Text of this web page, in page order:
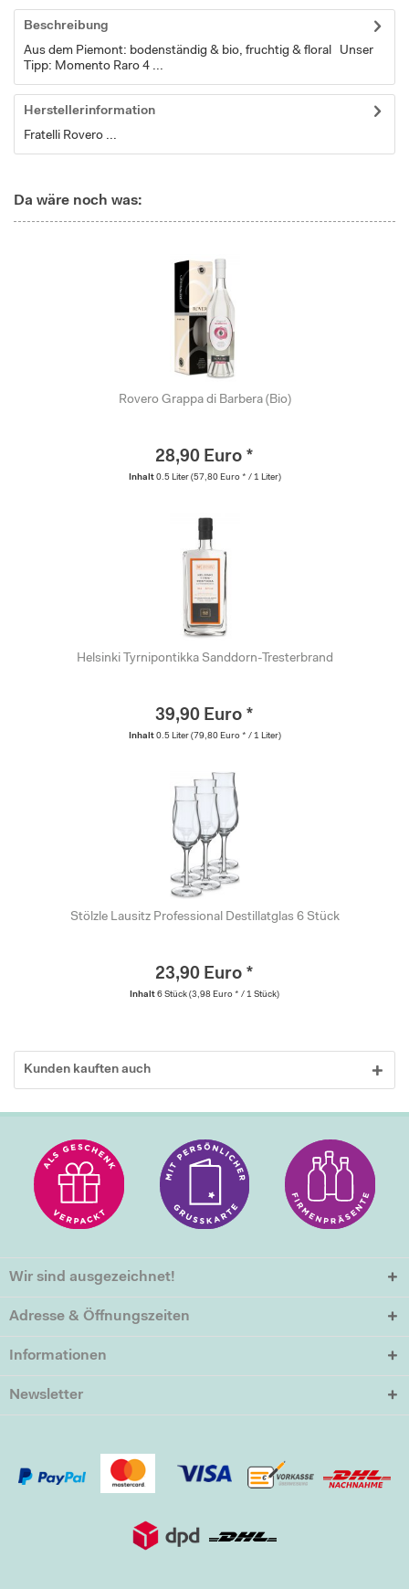
Beschreibung
Aus dem Piemont: bodenständig & bio, fruchtig & floral Unser
Tipp: Momento Raro 4 ...
Herstellerinformation
Fratelli Rovero ...
Da wäre noch was:
Rovero Grappa di Barbera (Bio)
28,90 Euro *
Inhalt 0.5 Liter (57,80 Euro * / 1 Liter)
Helsinki Tyrnipontikka Sanddorn-Tresterbrand
39,90 Euro *
Inhalt 0.5 Liter (79,80 Euro * / 1 Liter)
Stölzle Lausitz Professional Destillatglas 6 Stück
23,90 Euro *
Inhalt 6 Stück (3,98 Euro * / 1 Stück)
Kunden kauften auch
Wir sind ausgezeichnet!
Adresse & Öffnungszeiten
Informationen
Newsletter